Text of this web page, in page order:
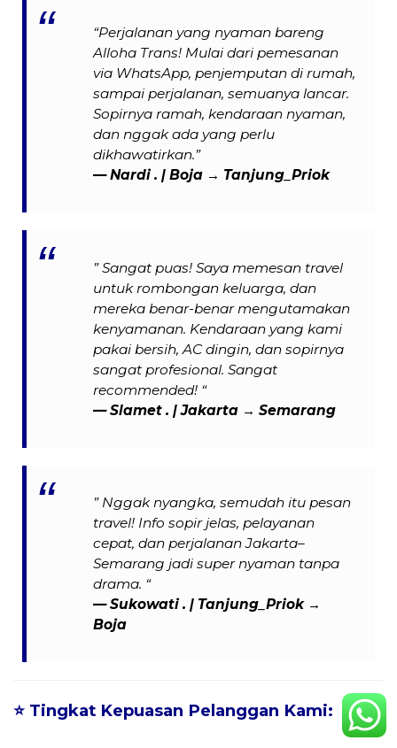
“Perjalanan yang nyaman bareng
Alloha Trans! Mulai dari pemesanan
via WhatsApp, penjemputan di rumah,
sampai perjalanan, semuanya lancar.
Sopirnya ramah, kendaraan nyaman,
dan nggak ada yang perlu
dikhawatirkan.”
— Nardi . | Boja → Tanjung_Priok
” Sangat puas! Saya memesan travel
untuk rombongan keluarga, dan
mereka benar-benar mengutamakan
kenyamanan. Kendaraan yang kami
pakai bersih, AC dingin, dan sopirnya
sangat profesional. Sangat
recommended! “
— Slamet . | Jakarta → Semarang
” Nggak nyangka, semudah itu pesan
travel! Info sopir jelas, pelayanan
cepat, dan perjalanan Jakarta–
Semarang jadi super nyaman tanpa
drama. “
— Sukowati . | Tanjung_Priok →
Boja
⭐ Tingkat Kepuasan Pelanggan Kami: